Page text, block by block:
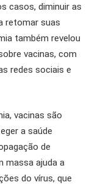
casos, diminuir as
retomar suas
também revelou
vacinas, com
redes sociais e
vacinas são
a saúde
de
massa ajuda a
do vírus, que